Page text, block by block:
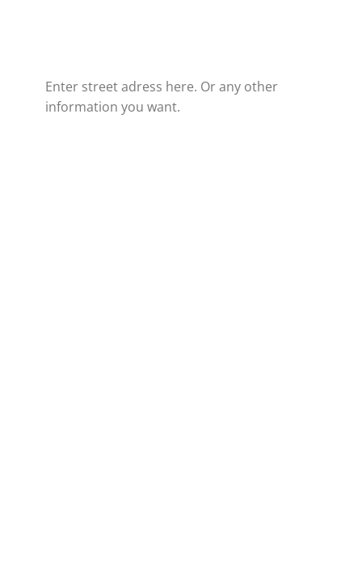
Enter street adress here. Or any other
information you want.